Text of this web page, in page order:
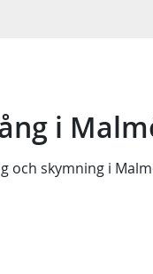
i
och skymning i